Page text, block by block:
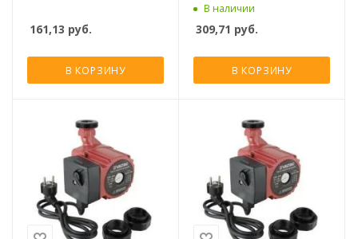
161,13 руб.
В КОРЗИНУ
регулированием
В наличии
309,71 руб.
В КОРЗИНУ